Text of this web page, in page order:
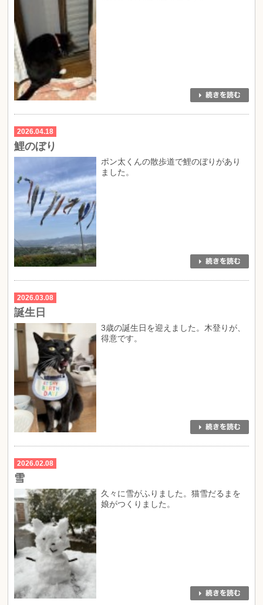
2026.04.18
鯉のぼり
ポン太くんの散歩道で鯉のぼりがあり
ました。
2026.03.08
誕生日
3歳の誕生日を迎えました。木登りが、
得意です。
2026.02.08
雪
久々に雪がふりました。猫雪だるまを
娘がつくりました。